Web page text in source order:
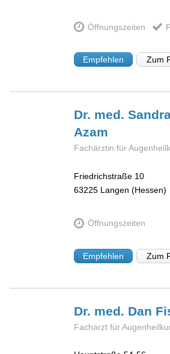
Öffnungszeiten
Empfehlen Zum
Dr. med.
Azam
Fachärztin für
Friedrichstraße 10
63225 Langen (Hessen)
Öffnungszeiten
Empfehlen Zum
Dr. med. Dan
Facharzt für